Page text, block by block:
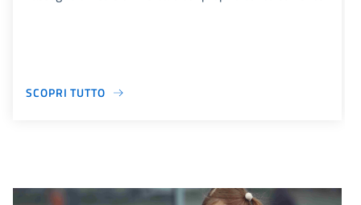
SCOPRI TUTTO